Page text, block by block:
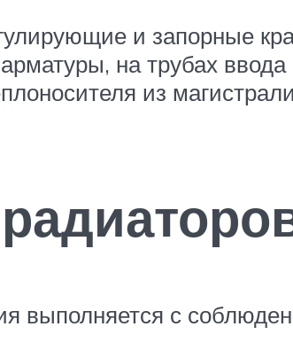
и запорные
на трубах
из
выполняется с